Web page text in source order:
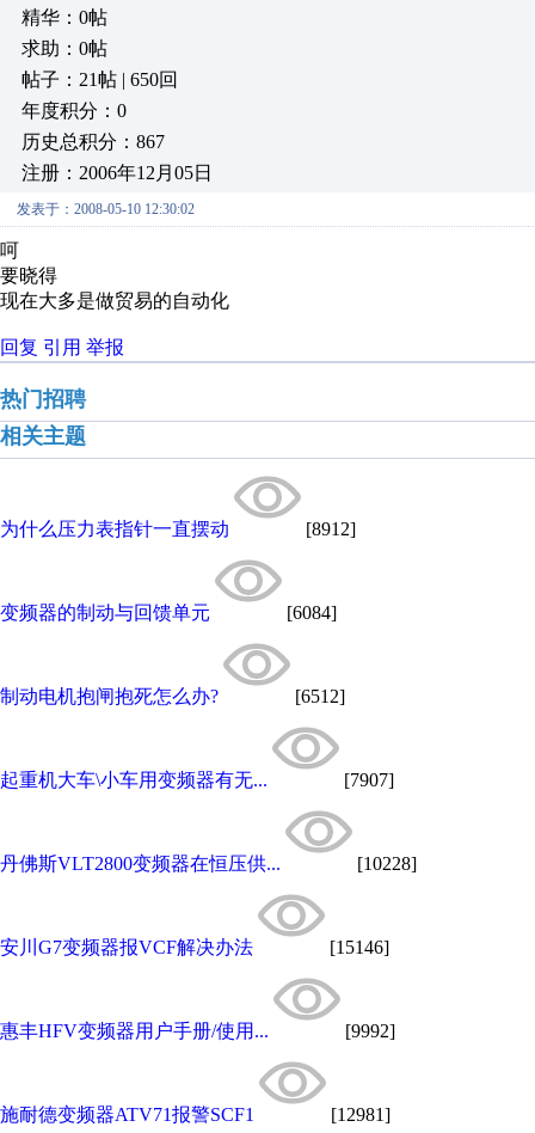
精华：0帖
求助：0帖
帖子：21帖 | 650回
年度积分：0
历史总积分：867
注册：2006年12月05日
发表于：2008-05-10 12:30:02
呵
要晓得
现在大多是做贸易的自动化
回复 引用 举报
热门招聘
相关主题
为什么压力表指针一直摆动 [8912]
变频器的制动与回馈单元 [6084]
制动电机抱闸抱死怎么办? [6512]
起重机大车\小车用变频器有无... [7907]
丹佛斯VLT2800变频器在恒压供... [10228]
安川G7变频器报VCF解决办法 [15146]
惠丰HFV变频器用户手册/使用... [9992]
施耐德变频器ATV71报警SCF1 [12981]